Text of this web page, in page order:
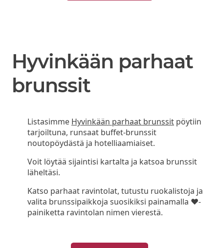
Hyvinkään parhaat
brunssit
Listasimme Hyvinkään parhaat brunssit pöytiin
tarjoiltuna, runsaat buffet-brunssit
noutopöydästä ja hotelliaamiaiset.
Voit löytää sijaintisi kartalta ja katsoa brunssit
läheltäsi.
Katso parhaat ravintolat, tutustu ruokalistoja ja
valita brunssipaikkoja suosikiksi painamalla ❤-
painiketta ravintolan nimen vierestä.